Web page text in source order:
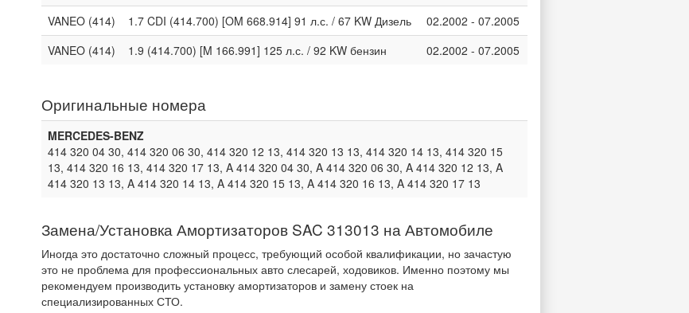
VANEO (414)
1.7 CDI (414.700) [OM 668.914] 91 л.с. / 67 KW Дизель
02.2002 - 07.2005
VANEO (414)
1.9 (414.700) [M 166.991] 125 л.с. / 92 KW бензин 02.2002 - 07.2005
Оригинальные номера
MERCEDES-BENZ
414 320 04 30, 414 320 06 30, 414 320 12 13, 414 320 13 13, 414 320 14 13, 414 320 15
13, 414 320 16 13, 414 320 17 13, A 414 320 04 30, A 414 320 06 30, A 414 320 12 13, A
414 320 13 13, A 414 320 14 13, A 414 320 15 13, A 414 320 16 13, A 414 320 17 13
Замена/Установка Амортизаторов SAC 313013 на Автомобиле
Иногда это достаточно сложный процесс, требующий особой квалификации, но зачастую
это не проблема для профессиональных авто слесарей, ходовиков. Именно поэтому мы
рекомендуем производить установку амортизаторов и замену стоек на
специализированных СТО.